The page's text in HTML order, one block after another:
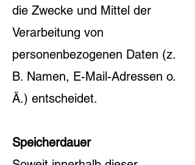
die Zwecke und Mittel der
Verarbeitung von
personenbezogenen Daten (z.
B. Namen, E-Mail-Adressen o.
Ä.) entscheidet.
Speicherdauer